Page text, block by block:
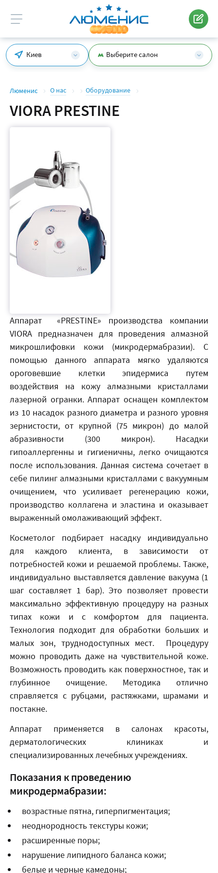
Киев Выберите салон
Люменис О нас Оборудование
VIORA PRESTINE
Аппарат «PRESTINE» производства компании
VIORA предназначен для проведения алмазной
микрошлифовки кожи (микродермабразии). С
помощью данного аппарата мягко удаляются
ороговевшие клетки эпидермиса путем
воздействия на кожу алмазными кристаллами
лазерной огранки. Аппарат оснащен комплектом
из 10 насадок разного диаметра и разного уровня
зернистости, от крупной (75 микрон) до малой
абразивности (300 микрон). Насадки
гипоаллергенны и гигиеничны, легко очищаются
после использования. Данная система сочетает в
себе пилинг алмазными кристаллами с вакуумным
очищением, что усиливает регенерацию кожи,
производство коллагена и эластина и оказывает
выраженный омолаживающий эффект.
Косметолог подбирает насадку индивидуально
для каждого клиента, в зависимости от
потребностей кожи и решаемой проблемы. Также,
индивидуально выставляется давление вакуума (1
шаг составляет 1 бар). Это позволяет провести
максимально эффективную процедуру на разных
типах кожи и с комфортом для пациента.
Технология подходит для обработки больших и
малых зон, труднодоступных мест. Процедуру
можно проводить даже на чувствительной коже.
Возможность проводить как поверхностное, так и
глубинное очищение. Методика отлично
справляется с рубцами, растяжками, шрамами и
постакне.
Аппарат применяется в салонах красоты,
дерматологических клиниках и
специализированных лечебных учреждениях.
Показания к проведению
микродермабразии:
возрастные пятна, гиперпигментация;
неоднородность текстуры кожи;
расширенные поры;
нарушение липидного баланса кожи;
белые и черные камедоны;